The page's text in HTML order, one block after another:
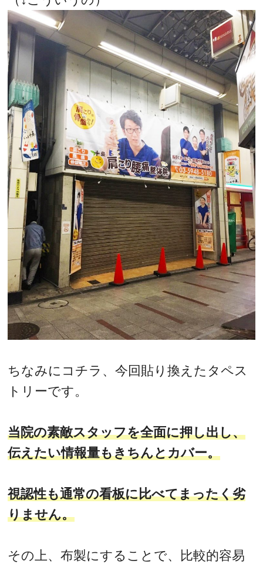
ちなみにコチラ、今回貼り換えたタペス
トリーです。
当院の素敵スタッフを全面に押し出し、
伝えたい情報量もきちんとカバー。
視認性も通常の看板に比べてまったく劣
りません。
その上、布製にすることで、比較的容易